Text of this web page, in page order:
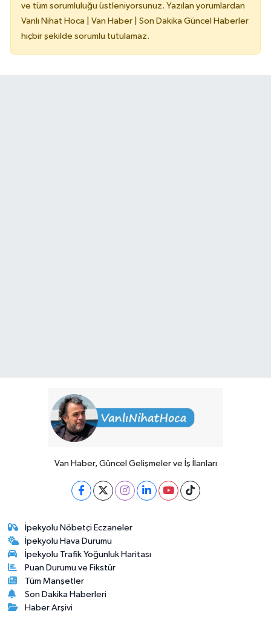
ve tüm sorumluluğu üstleniyorsunuz. Yazılan yorumlardan
Vanlı Nihat Hoca | Van Haber | Son Dakika Güncel Haberler
hiçbir şekilde sorumlu tutulamaz.
Van Haber, Güncel Gelişmeler ve İş İlanları
İpekyolu Nöbetçi Eczaneler
İpekyolu Hava Durumu
İpekyolu Trafik Yoğunluk Haritası
Puan Durumu ve Fikstür
Tüm Manşetler
Son Dakika Haberleri
Haber Arşivi